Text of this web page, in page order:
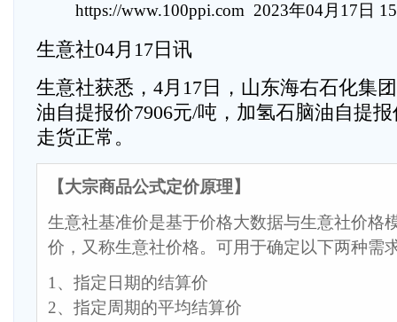
https://www.100ppi.com 2023年04月17日
生意社04月17日讯
生意社获悉，4月17日，山东海右石化集
油自提报价7906元/吨，加氢石脑油自提
走货正常。
【大宗商品公式定价原理】
生意社基准价是基于价格大数据与生意社价格
价，又称生意社价格。可用于确定以下两种需
1、指定日期的结算价
2、指定周期的平均结算价